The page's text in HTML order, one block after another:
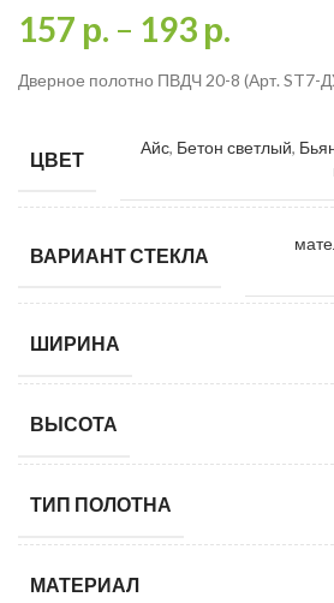
157 р. – 193р.
Дверное полотно ПВДЧ 20-8 (Арт.
ЦВЕТ Айс, Бетон светлый,
ВАРИАНТ СТЕКЛА
ШИРИНА
ВЫСОТА
ТИП ПОЛОТНА
МАТЕРИАЛ